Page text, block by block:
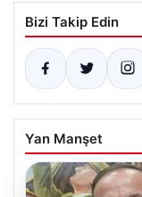
Bizi Takip Edin
Yan Manşet